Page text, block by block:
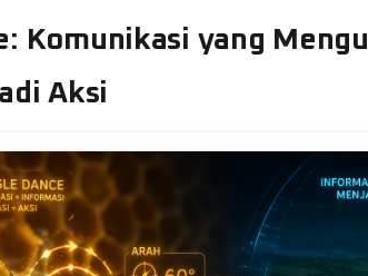
Komunikasi yang
Aksi